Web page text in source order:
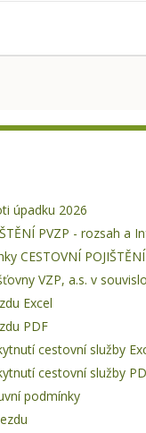
úpadku 2026
PVZP - rozsah
CESTOVNÍ
VZP, a.s. v
Excel
PDF
cestovní služby
cestovní služby
podmínky